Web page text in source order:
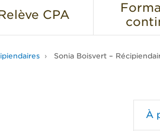
CPA
Sonia Boisvert –
À